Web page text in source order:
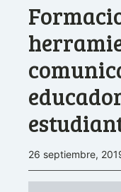
26 septiembre,